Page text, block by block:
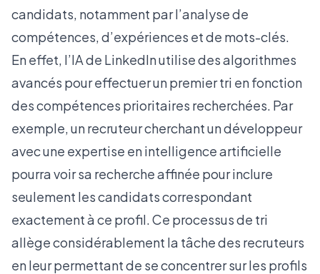
candidats, notamment par l’analyse de
compétences, d’expériences et de mots-clés.
En effet, l’IA de LinkedIn utilise des algorithmes
avancés pour effectuer un premier tri en fonction
des compétences prioritaires recherchées. Par
exemple, un recruteur cherchant un développeur
avec une expertise en intelligence artificielle
pourra voir sa recherche affinée pour inclure
seulement les candidats correspondant
exactement à ce profil. Ce processus de tri
allège considérablement la tâche des recruteurs
en leur permettant de se concentrer sur les profils